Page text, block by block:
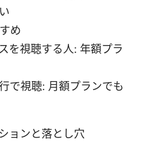
め
を視聴する人: 年額プラ
で視聴: 月額プランでも
ョンと落とし穴